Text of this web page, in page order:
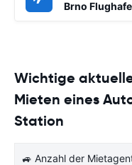
Brno
Wichtige
Mieten eines
Station
🚙 Anzahl der